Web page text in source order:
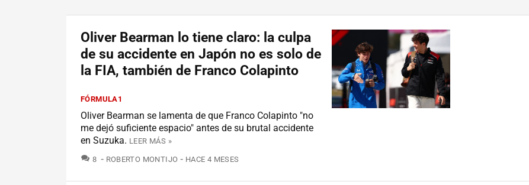
Oliver Bearman lo tiene claro: la culpa
de su accidente en Japón no es solo de
la FIA, también de Franco Colapinto
FÓRMULA1
Oliver Bearman se lamenta de que Franco Colapinto "no
me dejó suficiente espacio" antes de su brutal accidente
en Suzuka. LEER MÁS »
8 COMENTARIOS
ROBERTO MONTIJO HACE 4 MESES